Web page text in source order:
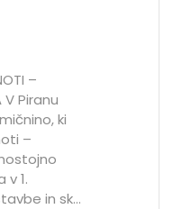
–
V Piranu
ki
–
v 1.
in sk...